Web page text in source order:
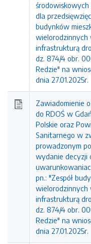
dla
budynków
wielorodzinnych
infrastrukturą
dz. 874/4 obr.
Redzie" na
dnia 27.01.2025r.
Zawiadomienie
do RDOŚ w
Polskie oraz
Sanitarnego w
prowadzonym
wydanie decyzji
pn.: "Zespół
wielorodzinnych
infrastrukturą
dz. 874/4 obr.
Redzie" na
dnia 27.01.2025r.